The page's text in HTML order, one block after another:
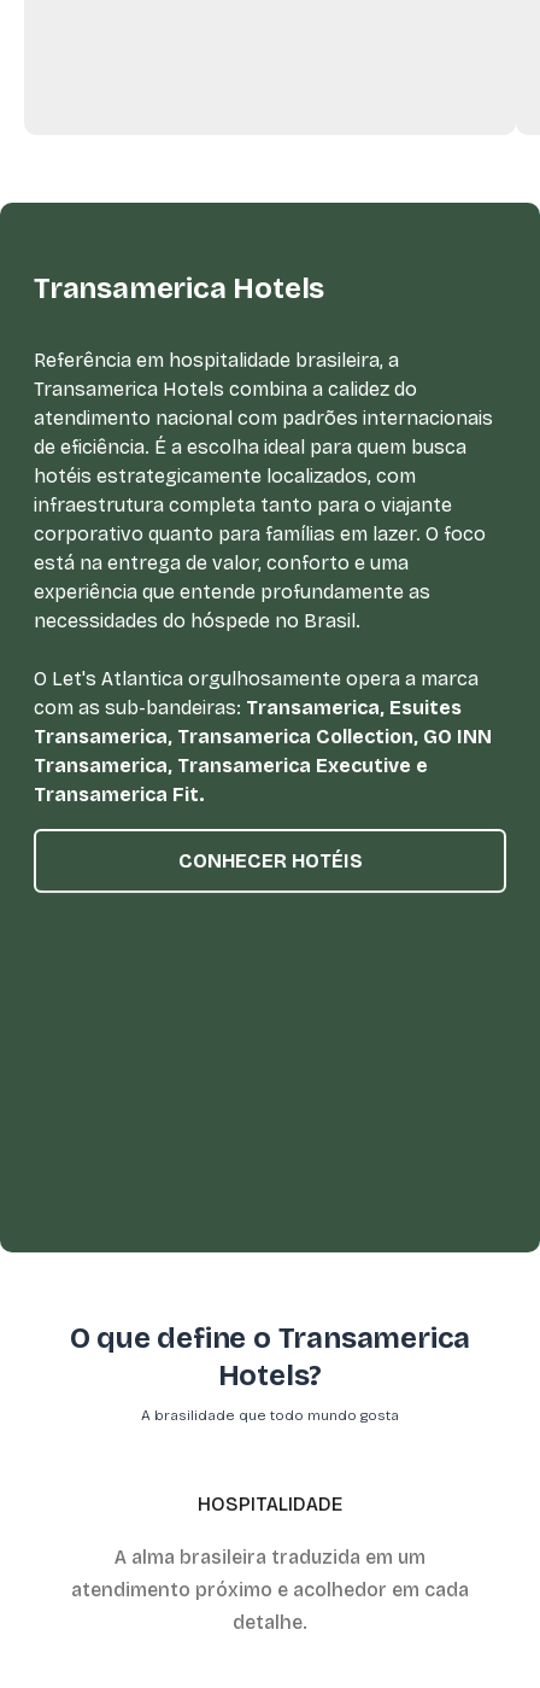
Transamerica Hotels
Referência em hospitalidade brasileira, a
Transamerica Hotels combina a calidez do
atendimento nacional com padrões internacionais
de eficiência. É a escolha ideal para quem busca
hotéis estrategicamente localizados, com
infraestrutura completa tanto para o viajante
corporativo quanto para famílias em lazer. O foco
está na entrega de valor, conforto e uma
experiência que entende profundamente as
necessidades do hóspede no Brasil.
O Let's Atlantica orgulhosamente opera a marca
com as sub-bandeiras: Transamerica, Esuites
Transamerica, Transamerica Collection, GO INN
Transamerica, Transamerica Executive e
Transamerica Fit.
CONHECER HOTÉIS
O que define o Transamerica
Hotels?
A brasilidade que todo mundo gosta
HOSPITALIDADE
A alma brasileira traduzida em um
atendimento próximo e acolhedor em cada
detalhe.